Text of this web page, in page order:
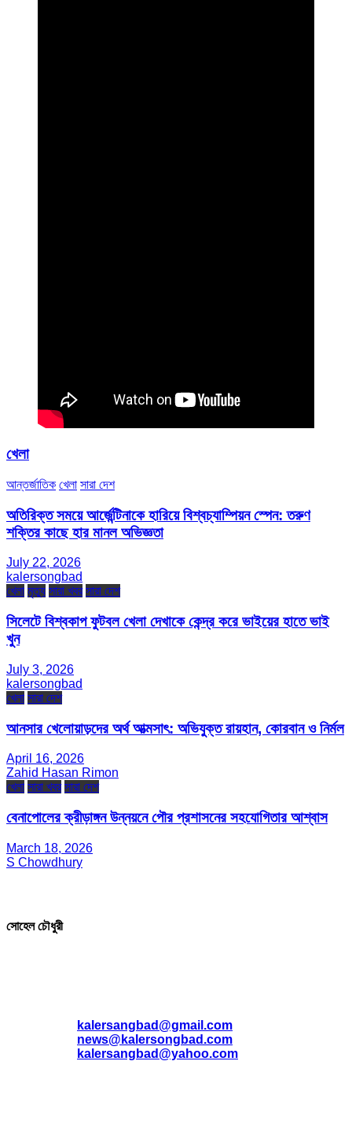
খেলা
আন্তর্জাতিক খেলা সারা দেশ
অতিরিক্ত সময়ে আর্জেন্টিনাকে হারিয়ে বিশ্বচ্যাম্পিয়ন স্পেন: তরুণ
শক্তির কাছে হার মানল অভিজ্ঞতা
July 22, 2026
kalersongbad
খেলা মৃত্যু সারা খবর সারা দেশ
সিলেটে বিশ্বকাপ ফুটবল খেলা দেখাকে কেন্দ্র করে ভাইয়ের হাতে ভাই
খুন
July 3, 2026
kalersongbad
খেলা সারা দেশ
আনসার খেলোয়াড়দের অর্থ আত্মসাৎ: অভিযুক্ত রায়হান, কোরবান ও নির্মল
April 16, 2026
Zahid Hasan Rimon
খেলা সারা খবর সারা দেশ
বেনাপোলের ক্রীড়াঙ্গন উন্নয়নে পৌর প্রশাসনের সহযোগিতার আশ্বাস
March 18, 2026
S Chowdhury
সোহেল চৌধুরী
kalersangbad@gmail.com
news@kalersongbad.com
kalersangbad@yahoo.com